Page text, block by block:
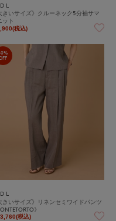
L
きいサイズ》クルーネック5分袖サマ
ット
税込)
L
きいサイズ》リネンセミワイドパンツ
》
税込)